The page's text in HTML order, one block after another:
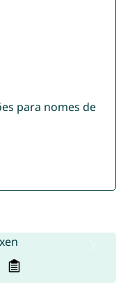
para nomes de